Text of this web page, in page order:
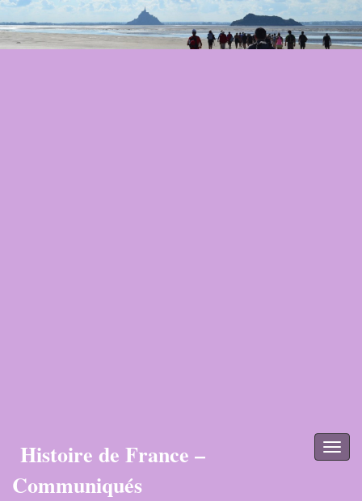
Histoire de France –
Communiqués